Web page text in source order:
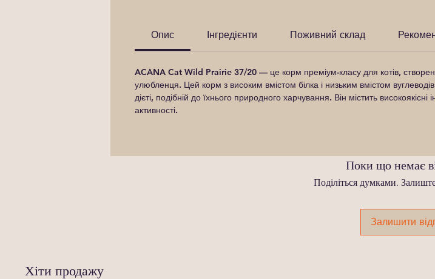
Опис Інгредієнти Поживний склад
ACANA Cat Wild Prairie 37/20 — це корм преміум-класу для котів,
улюбленця. Цей корм з високим вмістом білка і низьким вмістом
дієті, подібній до їхнього природного харчування. Він містить високоякісні
активності.
Поки що немає
Поділіться думками.
Залишити
Хіти продажу